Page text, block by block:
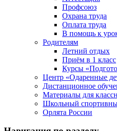
Профсоюз
Охрана труда
Оплата труда
В помощь к
Родителям
Летний отдых
Приём в 1 класс
Курсы
Центр «Одаренные
Дистанционное
Материалы для
Школьный
Орлята России